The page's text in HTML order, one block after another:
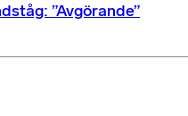
”Avgörande”